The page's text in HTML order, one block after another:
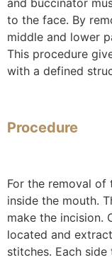
to the face. By
middle and lower
This procedure
with a defined
Procedure
For the removal of
inside the mouth.
make the incision.
located and
stitches. Each